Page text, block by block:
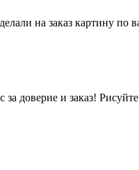
на заказ картину по
доверие и заказ!